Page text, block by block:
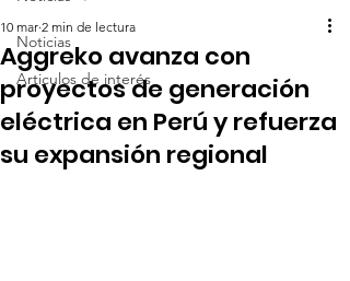
Noticias
Articulos de interés
Aggreko avanza con
proyectos de generación
eléctrica en Perú y refuerza
su expansión regional
10 mar 2 min de lectura